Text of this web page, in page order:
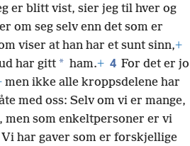
er blitt vist, sier jeg til hver og
om seg selv enn det som er
viser at han har et sunt sinn,+
har gitt * ham.+ 4 For det er jo
men ikke alle kroppsdelene har
med oss: Selv om vi er mange,
som enkeltpersoner er vi
Vi har gaver som er forskjellige